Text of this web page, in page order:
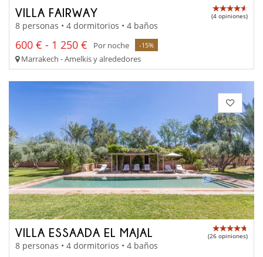
VILLA FAIRWAY (4 opiniones)
8 personas • 4 dormitorios • 4 baños
600 € - 1 250 € Por noche -15%
Marrakech - Amelkis y alrededores
VILLA ESSAADA EL MAJAL (26 opiniones)
8 personas • 4 dormitorios • 4 baños